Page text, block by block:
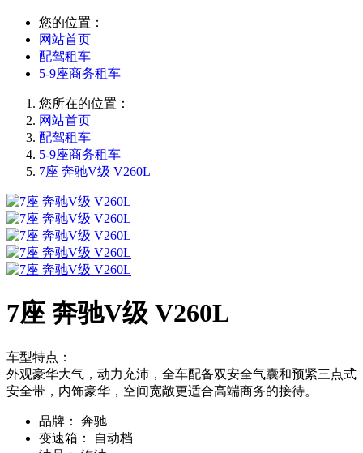
您的位置：
网站首页
配驾租车
5-9座商务租车
您所在的位置：
网站首页
配驾租车
5-9座商务租车
7座 奔驰V级 V260L
7座 奔驰V级 V260L
车型特点：
外观豪华大气，动力充沛，全车配备双安全气囊和预紧三点式
安全带，内饰豪华，空间宽敞更适合高端商务的接待。
品牌：
奔驰
变速箱：
自动档